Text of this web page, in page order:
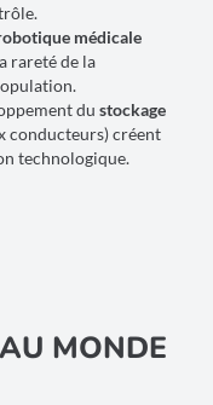
médicale
rareté de la
du stockage
conducteurs) créent
technologique.
MONDE